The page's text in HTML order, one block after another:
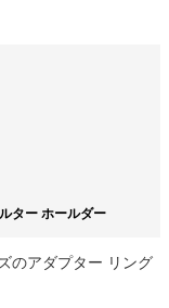
ター ホールダー
のアダプター リング